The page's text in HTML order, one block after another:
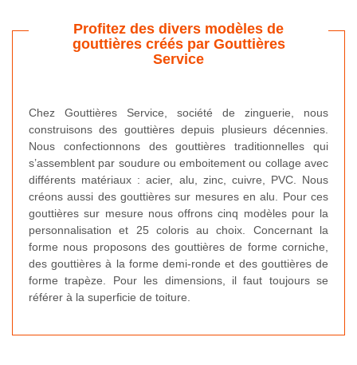
Profitez des divers modèles de
gouttières créés par Gouttières
Service
Chez Gouttières Service, société de zinguerie, nous
construisons des gouttières depuis plusieurs décennies.
Nous confectionnons des gouttières traditionnelles qui
s’assemblent par soudure ou emboitement ou collage avec
différents matériaux : acier, alu, zinc, cuivre, PVC. Nous
créons aussi des gouttières sur mesures en alu. Pour ces
gouttières sur mesure nous offrons cinq modèles pour la
personnalisation et 25 coloris au choix. Concernant la
forme nous proposons des gouttières de forme corniche,
des gouttières à la forme demi-ronde et des gouttières de
forme trapèze. Pour les dimensions, il faut toujours se
référer à la superficie de toiture.